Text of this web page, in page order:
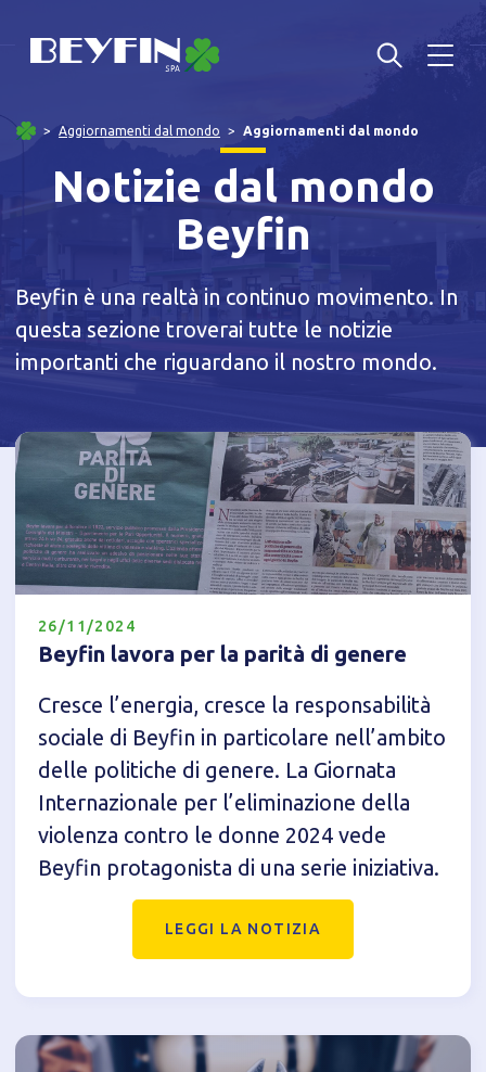
Aggiornamenti dal mondo Aggiornamenti dal mondo
Notizie dal mondo
Beyfin
Beyfin è una realtà in continuo movimento. In
questa sezione troverai tutte le notizie
importanti che riguardano il nostro mondo.
26/11/2024
Beyfin lavora per la parità di genere
Cresce l’energia, cresce la responsabilità
sociale di Beyfin in particolare nell’ambito
delle politiche di genere. La Giornata
Internazionale per l’eliminazione della
violenza contro le donne 2024 vede
Beyfin protagonista di una serie iniziativa.
LEGGI LA NOTIZIA
Informativa breve Cookie
Accetto l'utilizzo di cookie tecnici (obbligatori per
proseguire la navigazione del sito)